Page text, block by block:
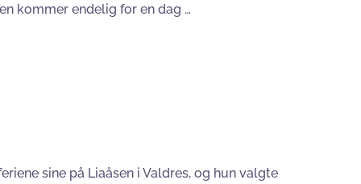
kommer endelig for en dag …
sine på Liaåsen i Valdres, og hun valgte